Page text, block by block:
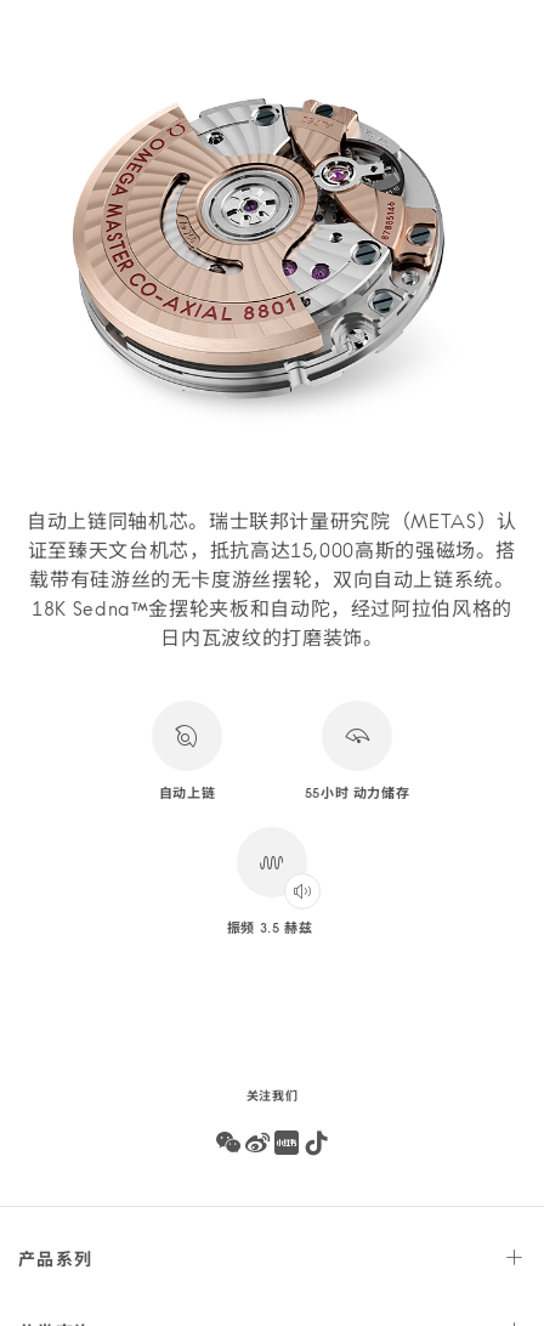
自动上链同轴机芯。瑞士联邦计量研究院（METAS）认
证至臻天文台机芯，抵抗高达15,000高斯的强磁场。搭
载带有硅游丝的无卡度游丝摆轮，双向自动上链系统。
18K Sedna™金摆轮夹板和自动陀，经过阿拉伯风格的
日内瓦波纹的打磨装饰。
自动上链 55小时 动力储存
振频 3.5 赫兹
关注我们
navigation
产品系列